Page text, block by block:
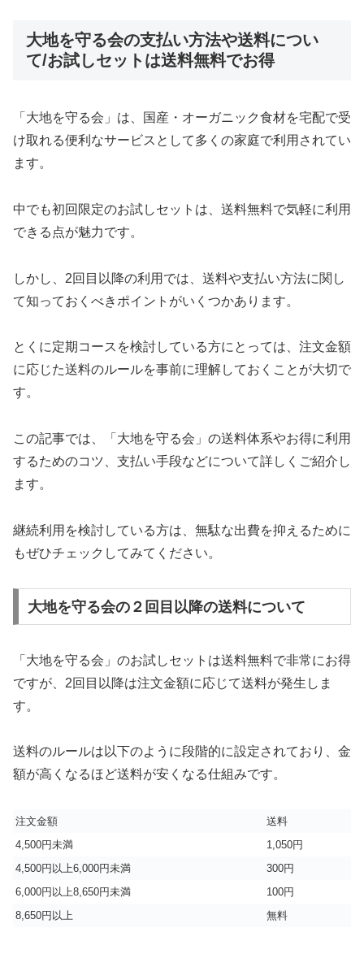
大地を守る会の支払い方法や送料につい
て/お試しセットは送料無料でお得
「大地を守る会」は、国産・オーガニック食材を宅配で受
け取れる便利なサービスとして多くの家庭で利用されてい
ます。
中でも初回限定のお試しセットは、送料無料で気軽に利用
できる点が魅力です。
しかし、2回目以降の利用では、送料や支払い方法に関し
て知っておくべきポイントがいくつかあります。
とくに定期コースを検討している方にとっては、注文金額
に応じた送料のルールを事前に理解しておくことが大切で
す。
この記事では、「大地を守る会」の送料体系やお得に利用
するためのコツ、支払い手段などについて詳しくご紹介し
ます。
継続利用を検討している方は、無駄な出費を抑えるために
もぜひチェックしてみてください。
大地を守る会の２回目以降の送料について
「大地を守る会」のお試しセットは送料無料で非常にお得
ですが、2回目以降は注文金額に応じて送料が発生しま
す。
送料のルールは以下のように段階的に設定されており、金
額が高くなるほど送料が安くなる仕組みです。
注文金額
送料
4,500円未満
1,050円
4,500円以上6,000円未満
300円
6,000円以上8,650円未満
100円
8,650円以上
無料